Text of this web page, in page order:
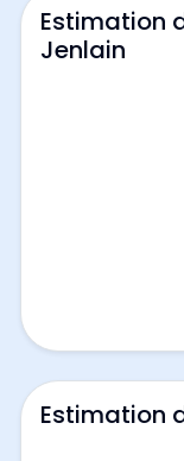
Estimation
Jenlain
Estimation